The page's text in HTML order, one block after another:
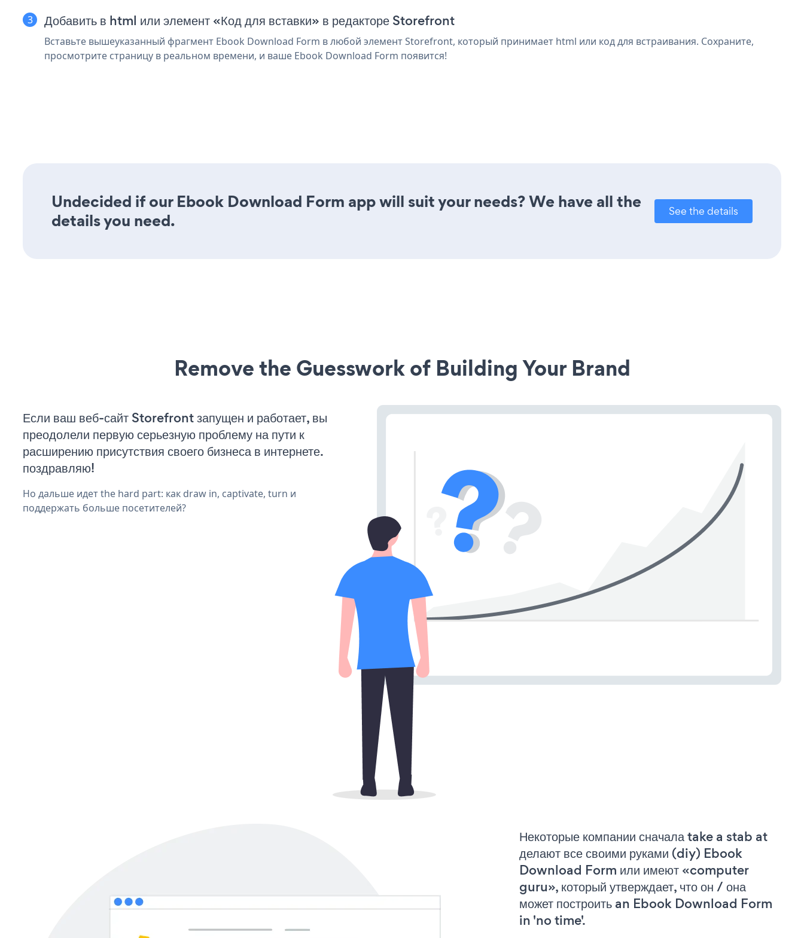
Добавить в html или элемент «Код для вставки» в редакторе Storefront
Вставьте вышеуказанный фрагмент Ebook Download Form в любой элемент Storefront, который принимает html или код для встраивания. Сохраните,
просмотрите страницу в реальном времени, и ваше Ebook Download Form появится!
Undecided if our Ebook Download Form app will suit your needs? We have all the
details you need.
See the details
Remove the Guesswork of Building Your Brand
Если ваш веб-сайт Storefront запущен и работает, вы
преодолели первую серьезную проблему на пути к
расширению присутствия своего бизнеса в интернете.
поздравляю!
Но дальше идет the hard part: как draw in, captivate, turn и
поддержать больше посетителей?
Некоторые компании сначала take a stab at
делают все своими руками (diy) Ebook
Download Form или имеют «computer
guru», который утверждает, что он / она
может построить an Ebook Download Form
in 'no time'.